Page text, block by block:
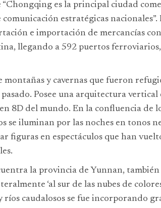
es la principal ciudad
estratégicas nacionales”.
e importación de mercancías con
llegando a 592 puertos
montañas y cavernas que fueron
Posee una arquitectura vertical
8D del mundo. En la confluencia de
se iluminan por las noches en tonos
figuras en espectáculos que han
la provincia de Yunnan, también
‘al sur de las nubes de
ríos caudalosos se fue incorporando